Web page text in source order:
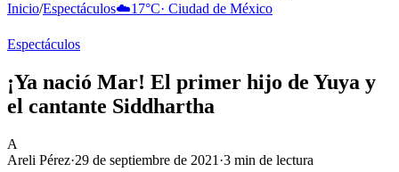
Inicio/Espectáculos☁️17°C· Ciudad de México
Espectáculos
¡Ya nació Mar! El primer hijo de Yuya y
el cantante Siddhartha
A
Areli Pérez·29 de septiembre de 2021 ·3 min de lectura